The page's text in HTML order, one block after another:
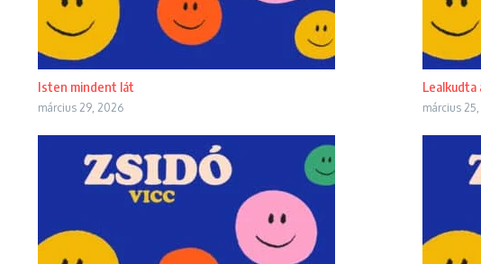
Isten mindent lát
március 29, 2026
Lealkudta
március